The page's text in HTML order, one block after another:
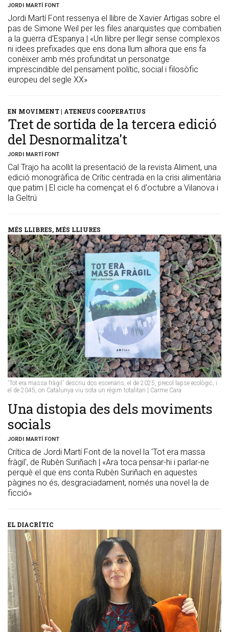
JORDI MARTÍ FONT
Jordi Martí Font ressenya el llibre de Xavier Artigas sobre el
pas de Simone Weil per les files anarquistes que combatien
a la guerra d'Espanya | «Un llibre per llegir sense complexos
ni idees prefixades que ens dona llum alhora que ens fa
conèixer amb més profunditat un personatge
imprescindible del pensament polític, social i filosòfic
europeu del segle XX»
EN MOVIMENT | ATENEUS COOPERATIUS
Tret de sortida de la tercera edició
del Desnormalitza't
JORDI MARTÍ FONT
Cal Trajo ha acollit la presentació de la revista Aliment, una
edició monogràfica de Crític centrada en la crisi alimentària
que patim | El cicle ha començat el 6 d'octubre a Vilanova i
la Geltrú
MÉS LLIBRES, MÉS LLIURES
'Tot era massa fràgil' descriu dos escenaris, el de 2025, precol·lapse ecològic, i
el de 2045, on Catalunya viu sota un règim totalitari | Carme Cara
Una distopia des dels moviments
socials
JORDI MARTÍ FONT
Crítica de Jordi Martí Font de la novel·la 'Tot era massa
fràgil', de Rubèn Suriñach | «Ara toca pensar-hi i parlar-ne
perquè el que ens conta Rubèn Suriñach en aquestes
pàgines no és, desgraciadament, només una novel·la de
ficció»
EL DIACRÍTIC